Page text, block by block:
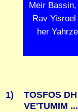
Meir
Rav
her
1)
TOSFOS
VE'TUMIM